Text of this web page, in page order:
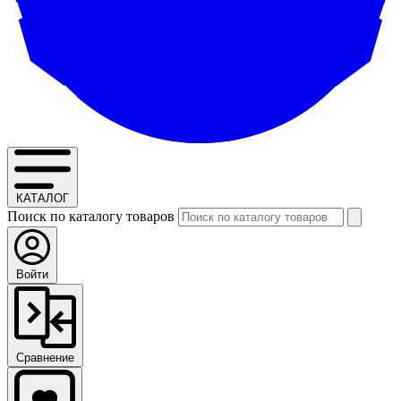
КАТАЛОГ
Поиск по каталогу товаров
Войти
Сравнение